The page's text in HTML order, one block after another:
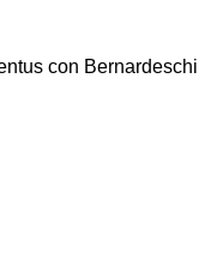
con Bernardeschi